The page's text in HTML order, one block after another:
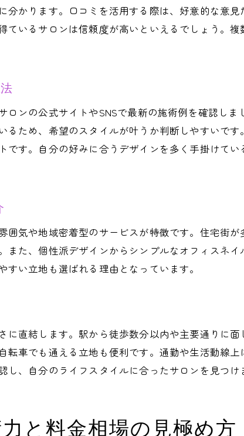
ネイルサロンで多いジェルネイルNG行為の具体例
正しいケアが受けられるネイルサロンの見極め方
失敗しないためのネイルサロン選びの注意点
トレンド技術を安心して受けるためのポイント
合うネイルサロンを見つけるための比較ポイント
ネイルサロン選びで重視したい自分軸の見つけ方
ネイルサロン世田谷区の予約の取りやすさを調査
アクセスしやすいネイルサロン選択のポイント
区でネイルサロンの信頼性を見抜く方法
ネイルサロンが潰れる理由から学ぶ選び方
口コミに注目したネイルサロン選びのポイント
ネイルサロンの技術力と衛生面を見抜く方法
ンドデザインを叶える東京のネイルサロン活用術
かります。口コミを活用する際は、好意的な意
ているサロンは信頼度が高いといえるでしょう。
ロンの公式サイトやSNSで最新の施術例を確認し
るため、希望のスタイルが叶うか判断しやすいで
す。自分の好みに合うデザインを多く手掛けて
気や地域密着型のサービスが特徴です。住宅街
た、個性派デザインからシンプルなオフィスネ
い立地も選ばれる理由となっています。
に直結します。駅から徒歩数分以内や主要通りに
転車でも通える立地も便利です。通勤や生活動線
、自分のライフスタイルに合ったサロンを見つけ
と料金相場の見極め方